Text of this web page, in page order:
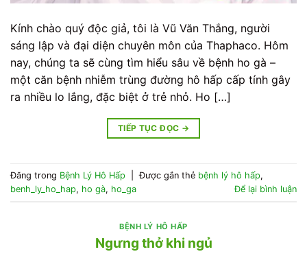
Kính chào quý độc giả, tôi là Vũ Văn Thắng, người
sáng lập và đại diện chuyên môn của Thaphaco. Hôm
nay, chúng ta sẽ cùng tìm hiểu sâu về bệnh ho gà –
một căn bệnh nhiễm trùng đường hô hấp cấp tính gây
ra nhiều lo lắng, đặc biệt ở trẻ nhỏ. Ho […]
TIẾP TỤC ĐỌC →
Đăng trong Bệnh Lý Hô Hấp Được gắn thẻ bệnh lý hô hấp,
benh_ly_ho_hap, ho gà, ho_ga Để lại bình luận
BỆNH LÝ HÔ HẤP
Ngưng thở khi ngủ